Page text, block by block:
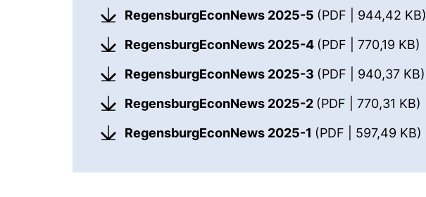
RegensburgEconNews 2025-5 (PDF | 944,42 KB)
RegensburgEconNews 2025-4 (PDF | 770,19 KB)
RegensburgEconNews 2025-3 (PDF | 940,37 KB)
RegensburgEconNews 2025-2 (PDF | 770,31 KB)
RegensburgEconNews 2025-1 (PDF | 597,49 KB)